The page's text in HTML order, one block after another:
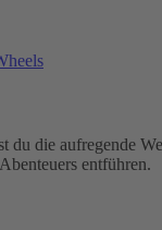
die aufregende
entführen.